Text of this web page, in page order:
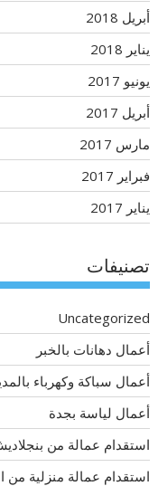
أبريل 2018
يناير 2018
يونيو 2017
أبريل 2017
مارس 2017
فبراير 2017
يناير 2017
تصنيفات
Uncategorized
أعمال دهانات بالخبر
أعمال سباكة وكهرباء
أعمال لياسة بجدة
استقدام عمالة من
استقدام عمالة منزلية من